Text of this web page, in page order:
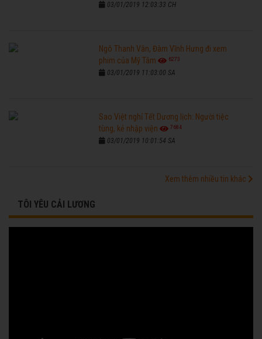
03/01/2019 12:03:33 CH
Ngô Thanh Vân, Đàm Vĩnh Hưng đi xem
phim của Mỹ Tâm
6273
03/01/2019 11:03:00 SA
Sao Việt nghỉ Tết Dương lịch: Người tiệc
tùng, kẻ nhập viện
7684
03/01/2019 10:01:54 SA
Xem thêm nhiều tin khác
TÔI YÊU CẢI LƯƠNG